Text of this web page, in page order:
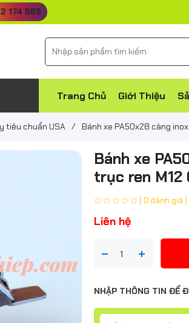
174 565
Trang Chủ Giới Thiệu
tiêu chuẩn USA / Bánh xe PA50x28 càng
Bánh xe
trục ren
( 0 đánh giá )
Liên hệ
NHẬP THÔNG TIN ĐỂ